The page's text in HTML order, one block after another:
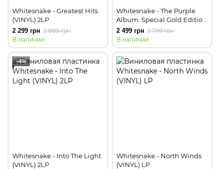
Whitesnake - Greatest Hits
(VINYL) 2LP
2 299 грн 2 899 грн
В наличии
Whitesnake - The Purple
Album. Special Gold Edition
(VINYL LTD) 2LP
2 499 грн 2 799 грн
В наличии
−4%
Whitesnake - Into The Light
(VINYL) 2LP
Whitesnake - North Winds
(VINYL) LP